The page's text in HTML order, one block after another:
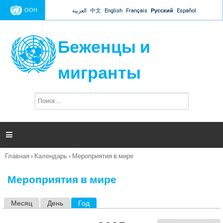
Jump to navigation
ООН العربية 中文 English Français Русский Español
Беженцы и
мигранты
п
и

Вы
Главная › Календарь › Мероприятия в мире
Мероприятия в мире
Месяц День Год